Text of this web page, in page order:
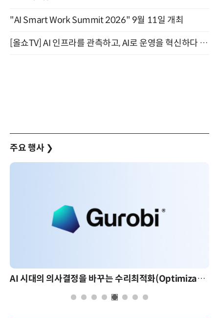
"AI Smart Work Summit 2026" 9월 11일 개최
[올쇼TV] AI 인프라를 관측하고, AI로 운영을 혁신하다 (8월 11일 생방송)
주요 행사 ❯
AI 시대의 의사결정을 바꾸는 수리최적화(Optimization): 실제 산업 적용 사례와 활용 전략